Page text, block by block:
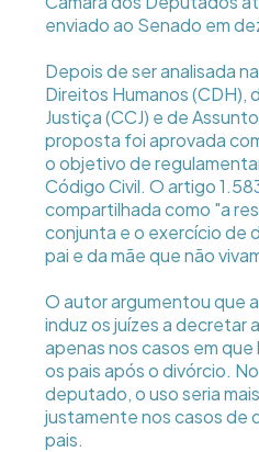
enviado ao Senado em
Depois de ser analisada
Direitos Humanos (CDH),
Justiça (CCJ) e de
proposta foi aprovada
o objetivo de
Código Civil. O artigo
compartilhada como "a
conjunta e o exercício de
pai e da mãe que não
O autor argumentou que
induz os juízes a decretar
apenas nos casos em
os pais após o divórcio.
deputado, o uso seria
justamente nos casos de
pais.